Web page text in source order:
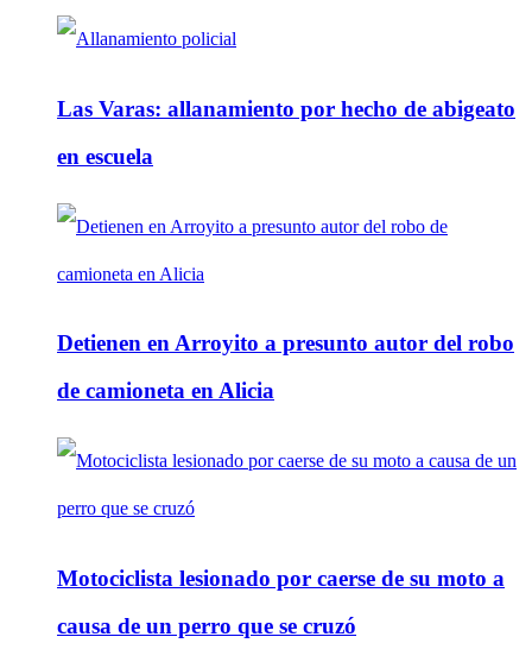
Las Varas: allanamiento por hecho de abigeato
en escuela
Detienen en Arroyito a presunto autor del robo
de camioneta en Alicia
Motociclista lesionado por caerse de su moto a
causa de un perro que se cruzó